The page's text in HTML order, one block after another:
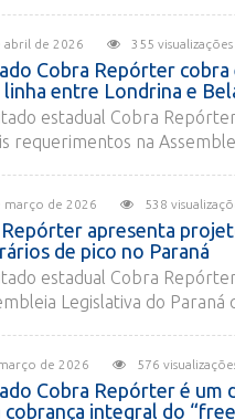
abril de 2026 355 visualizações
Cobra Repórter
entre Londrina e
estadual Cobra
requerimentos na
março de 2026 538
apresenta
de pico no Paraná
estadual Cobra
Legislativa do Paraná
de 2026 576
Cobra Repórter é um
cobrança integral do